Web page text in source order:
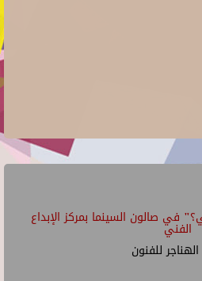
في صالون السينما بمركز الإبداع
الفني
للفنون